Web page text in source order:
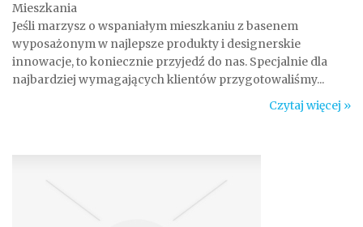
Mieszkania
Jeśli marzysz o wspaniałym mieszkaniu z basenem
wyposażonym w najlepsze produkty i designerskie
innowacje, to koniecznie przyjedź do nas. Specjalnie dla
najbardziej wymagających klientów przygotowaliśmy...
Czytaj więcej »